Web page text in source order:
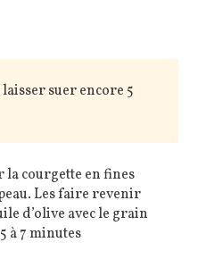
suer encore 5
la courgette en fines
Les faire revenir
d’olive avec le grain
à 7 minutes